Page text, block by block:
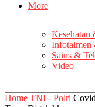
More
Kesehatan
Infotaimen
Sains &
Video
Home TNI - Polri